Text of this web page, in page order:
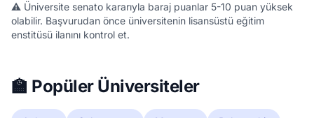
⚠️ Üniversite senato kararıyla baraj puanlar 5-10 puan yüksek
olabilir. Başvurudan önce üniversitenin lisansüstü eğitim
enstitüsü ilanını kontrol et.
🏫 Popüler Üniversiteler